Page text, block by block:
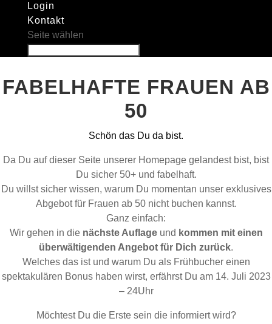
Login
Kontakt
Seite wählen
FABELHAFTE FRAUEN AB
50
Schön das Du da bist.
Da Du auf dieser Seite unserer Homepage gelandest bist, bist
Du sicher 50+ und fabelhaft.
Du willst sicher wissen, warum Du momentan unser exklusives
Abgebot für Frauen ab 50 nicht buchen kannst.
Ganz einfach:
Wir gehen in die nächste Auflageund kommen mit einen
überwältigenden Angebot für Dich zurück.
Welches das ist und warum Du als Frühbucher einen
spektakulären Bonus haben wirst, erfährst Du am 14. Juli 2023
– 24Uhr
Möchtest Du die Erste sein die informiert wird?